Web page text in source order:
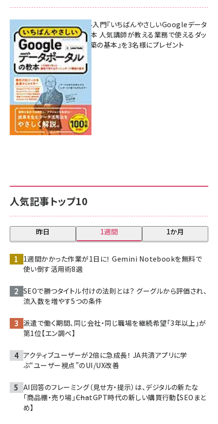
人気記事トップ10
昨日 1週間 1か月
1週間かかった作業が1日に！ Gemini Notebookを無料で
使い倒す活用術8選
SEOで勝つタイトル付けの法則とは？ グーグルから評価され、
流入数を増やす5つの条件
派遣で働く期間、同じ会社・同じ職場を継続希望「3年以上」が
第1位【エン調べ】
アクティブユーザーが2倍に急成長！ JA共済アプリに学
ぶ“ユーザー視点”のUI/UX改善
AI回答のフレーミング（見せ方・提示）は、デジタルの新たな
「商品棚・売り場」――ChatGPT時代の新しい購買行動【SEOまと
め】
無料BIツール入門『いちばんやさしいGoogleデータ
ポータルの教本 人気講師が教える業務で使えるダッ
シュボード構築の基本』を3名様にプレゼント
7月31日 10:00